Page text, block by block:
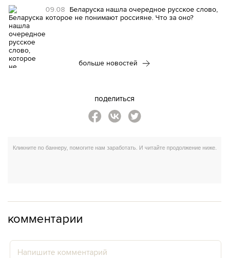
09.08 Беларуска нашла очередное русское слово,
которое не понимают россияне. Что за оно?
больше новостей
поделиться
комментарии